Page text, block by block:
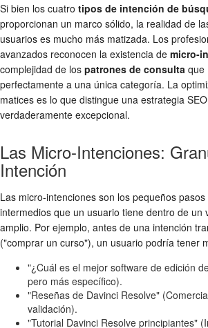
Si bien los cuatro tipos de intención de
proporcionan un marco sólido, la realidad de
usuarios es mucho más matizada. Los
avanzados reconocen la existencia de micro-
complejidad de los patrones de consulta que
perfectamente a una única categoría. La
matices es lo que distingue una estrategia
verdaderamente excepcional.
Las Micro-Intenciones:
Intención
Las micro-intenciones son los pequeños
intermedios que un usuario tiene dentro de un
amplio. Por ejemplo, antes de una intención
("comprar un curso"), un usuario podría tener
"¿Cuál es el mejor software de edición
pero más específico).
"Reseñas de Davinci Resolve"
validación).
"Tutorial Davinci Resolve principiantes"